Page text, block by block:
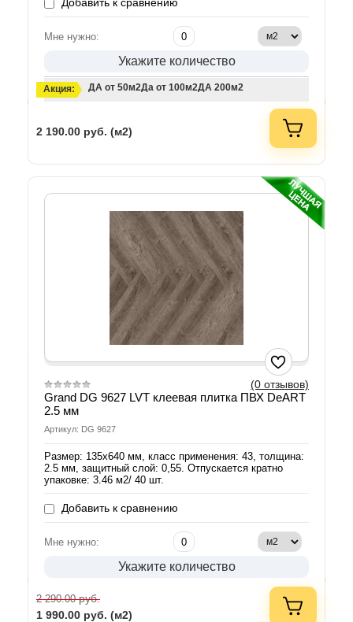
Мне нужно:
Укажите количество
Акция: ДА от 50м2Да от 100м2ДА 200м2
2 190.00 руб. (м2)
(0 отзывов)
Grand DG 9627 LVT клеевая плитка ПВХ DeART
2.5 мм
Артикул: DG 9627
Размер: 135х640 мм, класс применения: 43, толщина:
2.5 мм, защитный слой: 0,55. Отпускается кратно
упаковке: 3.46 м2/ 40 шт.
Добавить к сравнению
Мне нужно:
Укажите количество
2 290.00руб.
1 990.00 руб. (м2)